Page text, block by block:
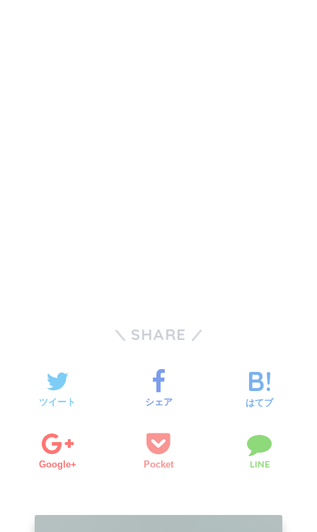
SHARE
ツイート シェア はてブ
Google+ Pocket LINE